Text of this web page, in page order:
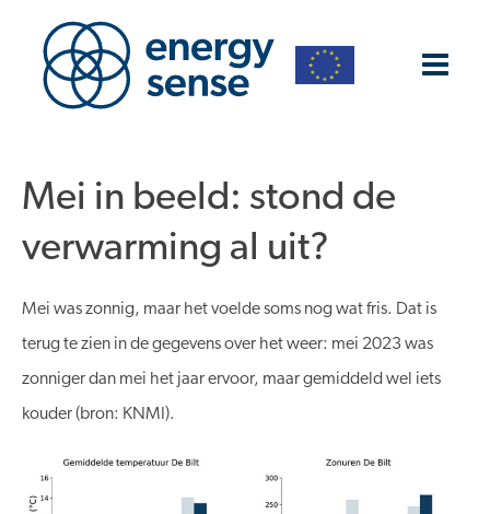
Mei in beeld: stond de
verwarming al uit?
Mei was zonnig, maar het voelde soms nog wat fris. Dat is
terug te zien in de gegevens over het weer: mei 2023 was
zonniger dan mei het jaar ervoor, maar gemiddeld wel iets
kouder (bron: KNMI).